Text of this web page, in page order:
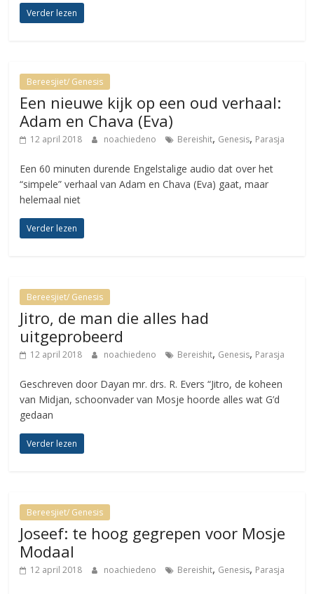
Verder lezen
Bereesjiet/ Genesis
Een nieuwe kijk op een oud verhaal:
Adam en Chava (Eva)
12 april 2018 noachiedeno Bereishit, Genesis, Parasja
Een 60 minuten durende Engelstalige audio dat over het
“simpele” verhaal van Adam en Chava (Eva) gaat, maar
helemaal niet
Verder lezen
Bereesjiet/ Genesis
Jitro, de man die alles had
uitgeprobeerd
12 april 2018 noachiedeno Bereishit, Genesis, Parasja
Geschreven door Dayan mr. drs. R. Evers “Jitro, de koheen
van Midjan, schoonvader van Mosje hoorde alles wat G’d
gedaan
Verder lezen
Bereesjiet/ Genesis
Joseef: te hoog gegrepen voor Mosje
Modaal
12 april 2018 noachiedeno Bereishit, Genesis, Parasja